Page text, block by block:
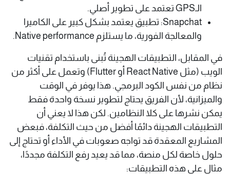
الـGPS تعتمد على تطوير أصلي.
Snapchat: تطبيق يعتمد بشكل كبير على الكاميرا
والمعالجة الفورية، ما يستلزم Native performance.
في المقابل، التطبيقات الهجينة تُبنى باستخدام تقنيات
الويب (مثل React Native أو Flutter) وتعمل على أكثر من
نظام من نفس الكود البرمجي. هذا يوفر في الوقت
والميزانية، لأن الفريق يحتاج لتطوير نسخة واحدة فقط
يمكن نشرها على كلا النظامين. لكن هذا لا يعني أن
التطبيقات الهجينة دائمًا أفضل من حيث التكلفة، فبعض
المشاريع المعقدة قد تواجه صعوبات في الأداء أو تحتاج إلى
حلول خاصة لكل منصة، مما قد يعيد رفع التكلفة مجددًا،
مثال على هذه التطبيقات: